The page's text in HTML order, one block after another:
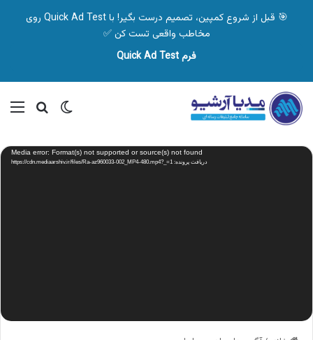
🎯 قبل از شروع کمپین، تصمیم درست بگیر! با Quick Ad Test روی
مخاطب واقعی تست کن ✅
فرم Quick Ad Test
تغییر پوسته
نمایشگر
ویدیو Media error: Format(s) not supported or source(s) not found
دریافت پرونده: https://cdn.mediaarshiv.ir/files/Ra-az960033-002_MP4-480.mp4?_=1